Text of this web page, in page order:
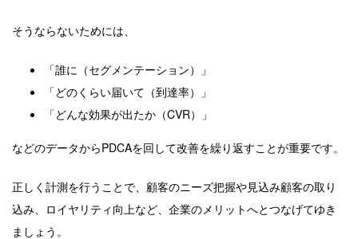
そうならないためには、
「誰に（セグメンテーション）」
「どのくらい届いて（到達率）」
「どんな効果が出たか（CVR）」
などのデータからPDCAを回して改善を繰り返すことが重要です。
正しく計測を行うことで、顧客のニーズ把握や見込み顧客の取り
込み、ロイヤリティ向上など、企業のメリットへとつなげてゆき
ましょう。